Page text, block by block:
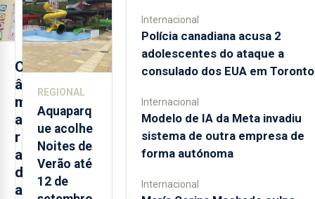
C
â
m
a
r
a
d
a
entre
2021 e
2025 nos
Açores
REGIONAL
Aquaparq
ue acolhe
Noites de
Verão até
12 de
Internacional
Polícia canadiana acusa 2
adolescentes do ataque a
consulado dos EUA em Toronto
Internacional
Modelo de IA da Meta invadiu
sistema de outra empresa de
forma autónoma
Internacional